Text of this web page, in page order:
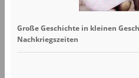
Große Geschichte in kleinen
Nachkriegszeiten